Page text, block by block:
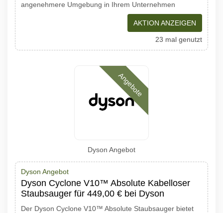
angenehmere Umgebung in Ihrem Unternehmen
AKTION ANZEIGEN
23 mal genutzt
Angebote
Dyson Angebot
Dyson Angebot
Dyson Cyclone V10™ Absolute Kabelloser
Staubsauger für 449,00 € bei Dyson
Der Dyson Cyclone V10™ Absolute Staubsauger bietet